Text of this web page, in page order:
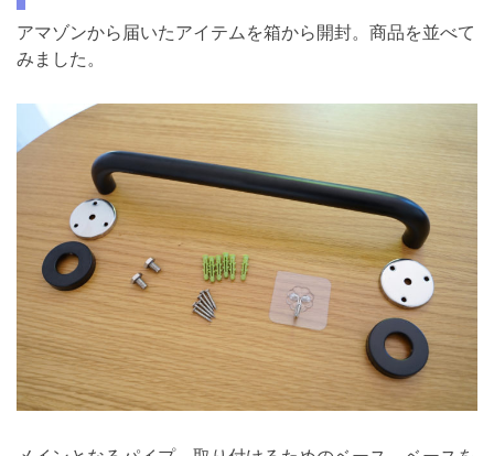
アマゾンから届いたアイテムを箱から開封。商品を並べて
みました。